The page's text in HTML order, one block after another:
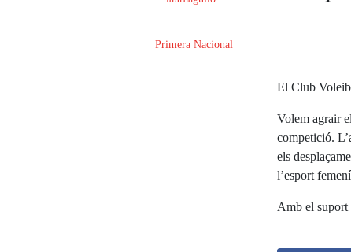
Primera Nacional
El Club
Volem agrair
competició.
els
l’esport
Amb el suport